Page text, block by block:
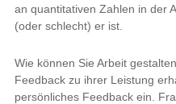
an quantitativen Zahlen in der
(oder schlecht) er ist.
Wie können Sie Arbeit
Feedback zu ihrer Leistung
persönliches Feedback ein.